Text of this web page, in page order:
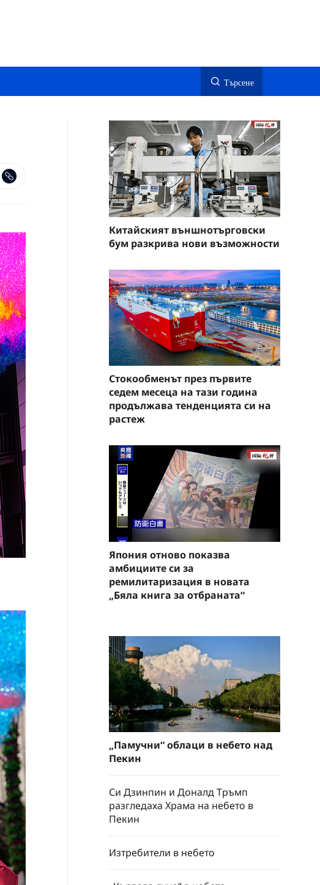
Търсене
Китайският външнотърговски
бум разкрива нови възможности
Стокообменът през първите
седем месеца на тази година
продължава тенденцията си на
растеж
Япония отново показва
амбициите си за
ремилитаризация в новата
„Бяла книга за отбраната“
„Памучни“ облаци в небето над
Пекин
Си Дзинпин и Доналд Тръмп
разгледаха Храма на небето в
Пекин
Изтребители в небето